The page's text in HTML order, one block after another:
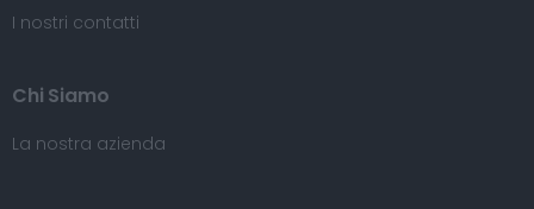
I nostri contatti
Chi Siamo
La nostra azienda